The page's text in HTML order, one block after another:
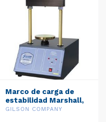
Marco de carga de
estabilidad Marshall,
10,000lbf (230V /
GILSON COMPANY